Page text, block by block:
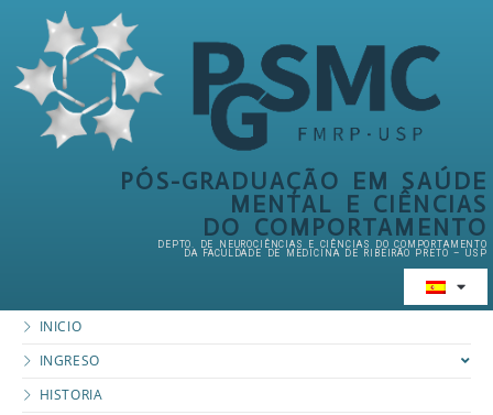
PÓS-GRADUAÇÃO EM SAÚDE
MENTAL E CIÊNCIAS
DO COMPORTAMENTO
DEPTO. DE NEUROCIÊNCIAS E CIÊNCIAS DO COMPORTAMENTO
DA FACULDADE DE MEDICINA DE RIBEIRÃO PRETO – USP
INICIO
INGRESO
HISTORIA